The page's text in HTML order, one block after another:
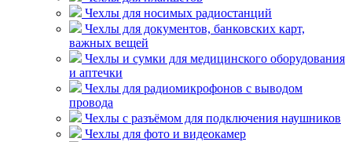
Чехлы для носимых радиостанций
Чехлы для документов, банковских карт,
важных вещей
Чехлы и сумки для медицинского оборудования
и аптечки
Чехлы для радиомикрофонов с выводом
провода
Чехлы с разъёмом для подключения наушников
Чехлы для фото и видеокамер